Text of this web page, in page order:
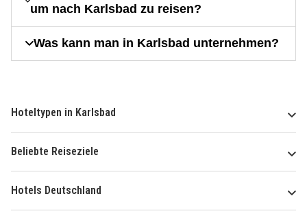
um nach Karlsbad zu reisen?
Was kann man in Karlsbad unternehmen?
Hoteltypen in Karlsbad
Beliebte Reiseziele
Hotels Deutschland